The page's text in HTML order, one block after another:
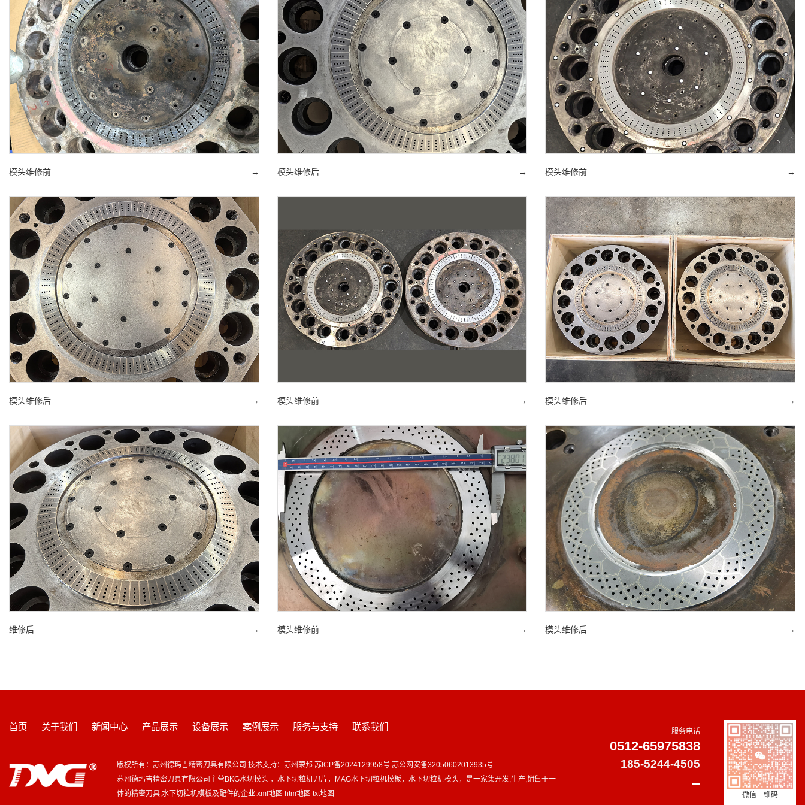
→
模头维修前 →
模头维修后 →
模头维修前
→
模头维修后 →
模头维修前 →
模头维修后
→
维修后 →
模头维修前 →
模头维修后
首页 关于我们 新闻中心 产品展示 设备展示 案例展示 服务与支持 联系我们
版权所有：苏州德玛吉精密刀具有限公司 技术支持： 苏州荣邦 苏ICP备2024129958号 苏公网安备32050602013935号
苏州德玛吉精密刀具有限公司主营 BKG水切模头 ， 水下切粒机刀片 ， MAG水下切粒机模板 ， 水下切粒机模头，是一家集开发,生产,销售于一
体的精密刀具,水下切粒机模板及配件的企业.xml地图 htm地图 txt地图
服务电话
0512-65975838
185-5244-4505
微信二维码